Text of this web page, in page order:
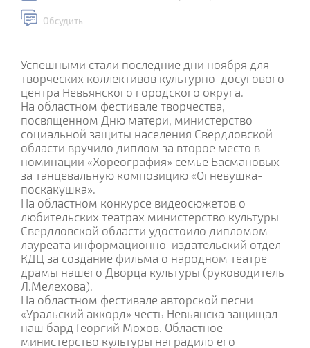
Обсудить
Успешными стали последние дни ноября для
творческих коллективов культурно-досугового
центра Невьянского городского округа.
На областном фестивале творчества,
посвященном Дню матери, министерство
социальной защиты населения Свердловской
области вручило диплом за второе место в
номинации «Хореография» семье Басмановых
за танцевальную композицию «Огневушка-
поскакушка».
На областном конкурсе видеосюжетов о
любительских театрах министерство культуры
Свердловской области удостоило дипломом
лауреата информационно-издательский отдел
КДЦ за создание фильма о народном театре
драмы нашего Дворца культуры (руководитель
Л.Мелехова).
На областном фестивале авторской песни
«Уральский аккорд» честь Невьянска защищал
наш бард Георгий Мохов. Областное
министерство культуры наградило его